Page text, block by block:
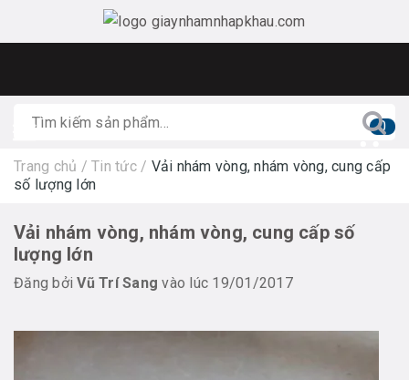
0
Trang chủ / Tin tức / Vải nhám vòng, nhám vòng, cung cấp
số lượng lớn
Vải nhám vòng, nhám vòng, cung cấp số
lượng lớn
Đăng bởiVũ Trí Sang vào lúc 19/01/2017